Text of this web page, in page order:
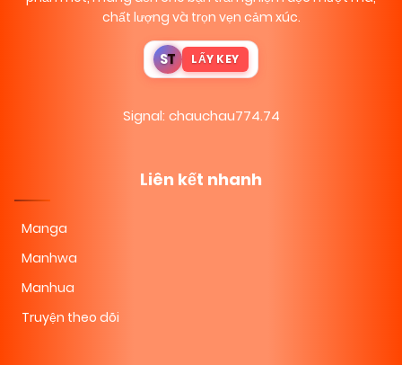
chất lượng và trọn vẹn cảm xúc.
ST LẤY KEY
Signal: chauchau774.74
Liên kết nhanh
Manga
Manhwa
Manhua
Truyện theo dõi